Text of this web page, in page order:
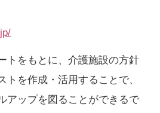
トをもとに、介護施設の方針
トを作成・活用することで、
アップを図ることができるで